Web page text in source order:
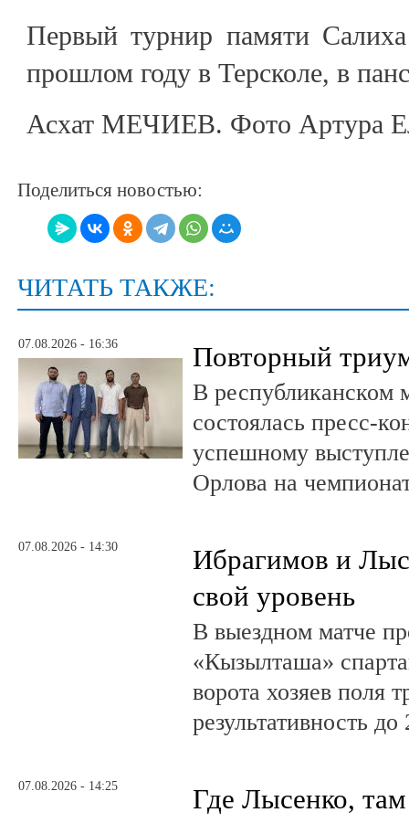
Первый турнир памяти Салиха
прошлом году в Терсколе, в
Асхат МЕЧИЕВ. Фото Артура
Поделиться новостью:
ЧИТАТЬ ТАКЖЕ:
07.08.2026 - 16:36 Повторный
В республиканском
состоялась пресс-
успешному
Орлова на
07.08.2026 - 14:30
Ибрагимов и
свой уровень
В выездном матче
«Кызылташа»
ворота хозяев поля
результативность
07.08.2026 - 14:25 Где Лысенко,